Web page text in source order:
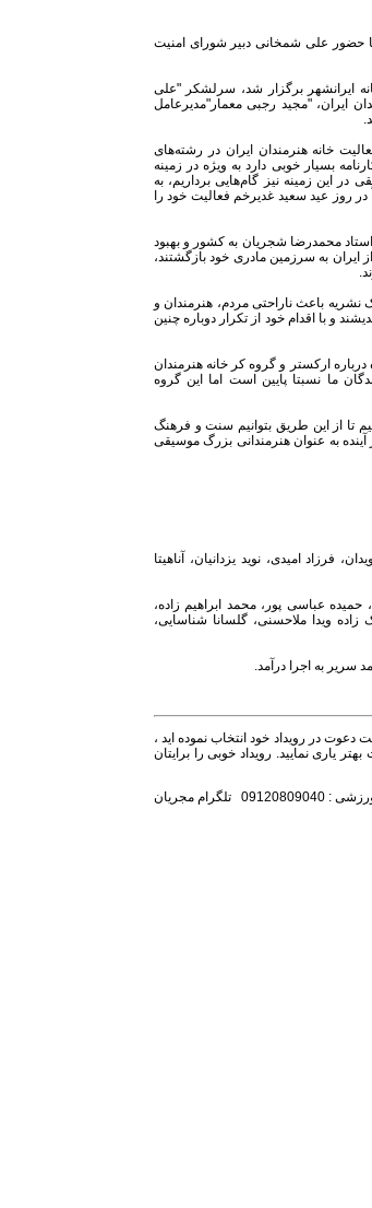
خانه هنرمندان ایران عصر روز گذشته 30 شهریور ماه با حضور علی شمخانی دبیر شورای امنیت
کرمانی تماشاخانه ایرانشهر برگزار شد، سرلشکر "علی
ایران، "مجید رجبی معمار"مدیرعامل
خانه هنرمندان ایران در رشته‌های
بسیار خوبی دارد به ویژه در زمینه
این زمینه نیز گام‌هایی برداریم، به
روز عید سعید غدیرخم فعالیت خود را
محمدرضا شجریان به کشور و بهبود
به سرزمین مادری خود بازگشتند،
باعث ناراحتی مردم، هنرمندان و
و با اقدام خود از تکرار دوباره چنین
ارکستر و گروه کر خانه هنرمندان
20 سال است، اگرچه سن نوازندگان ما نسبتا پایین است اما این گروه
تا از این طریق بتوانیم سنت و فرهنگ
به عنوان هنرمندانی بزرگ موسیقی
امیدی، نوید یزدانیان، آناهیتا
عباسی پور، محمد ابراهیم زاده،
زاده ویدا ملاحسنی، گلسانا شناسایی،
سریر به اجرا درآمد.
دعوت در رویداد خود انتخاب نموده اید ،
یاری نمایید. رویداد خوبی را برایتان
تلفن همراه مدیر برنامه باشگاه :09128239105 تلگرام هنرمندان ، خوانندگان و چهره های ورزشی : 09120809040 تلگرام مجریان